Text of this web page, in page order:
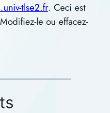
tlse2.fr. Ceci est
le ou effacez-